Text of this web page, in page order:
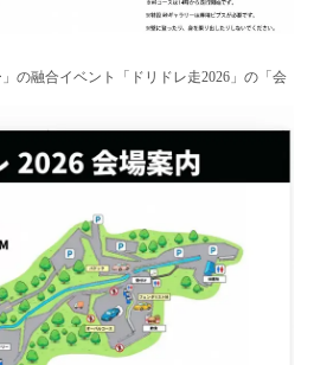
の融合イベント「ドリドレ走2026」の「会